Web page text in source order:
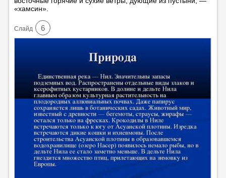
«хамсин».
Cлайд 6